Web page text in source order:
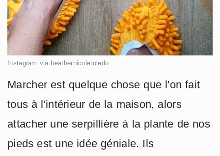
Instagram via heathernicoletoledo
Marcher est quelque chose que l'on fait
tous à l'intérieur de la maison, alors
attacher une serpillière à la plante de nos
pieds est une idée géniale. Ils